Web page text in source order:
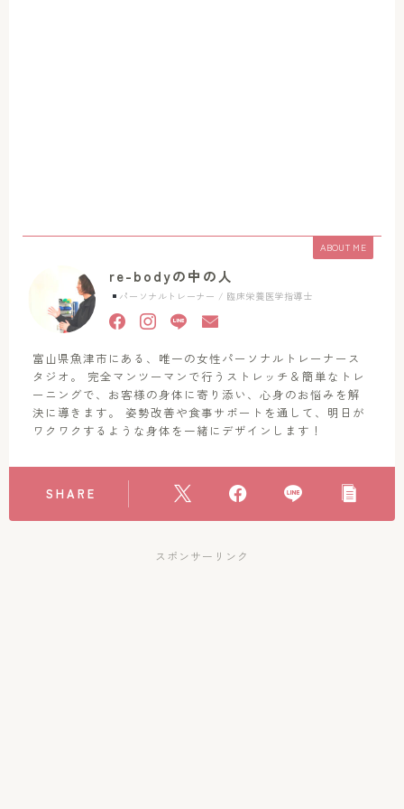
ABOUT ME
re-bodyの中の人
パーソナルトレーナー / 臨床栄養医学指導士
富山県魚津市にある、唯一の女性パーソナルトレーナース
タジオ。 完全マンツーマンで行うストレッチ＆簡単なトレ
ーニングで、お客様の身体に寄り添い、心身のお悩みを解
決に導きます。 姿勢改善や食事サポートを通して、明日が
ワクワクするような身体を一緒にデザインします！
SHARE
スポンサーリンク